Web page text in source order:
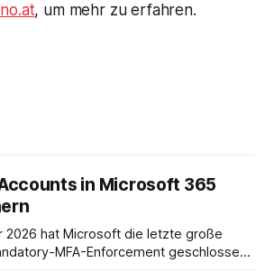
, um mehr zu erfahren.
in Microsoft 365
2026 hat Microsoft die letzte große
MFA-Enforcement geschlossen.